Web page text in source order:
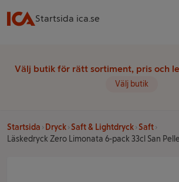
Startsida ica.se
Välj butik för rätt sortiment, pris och
Välj butik
Startsida Dryck Saft & Lightdryck Saft
Läskedryck Zero Limonata 6-pack 33cl San